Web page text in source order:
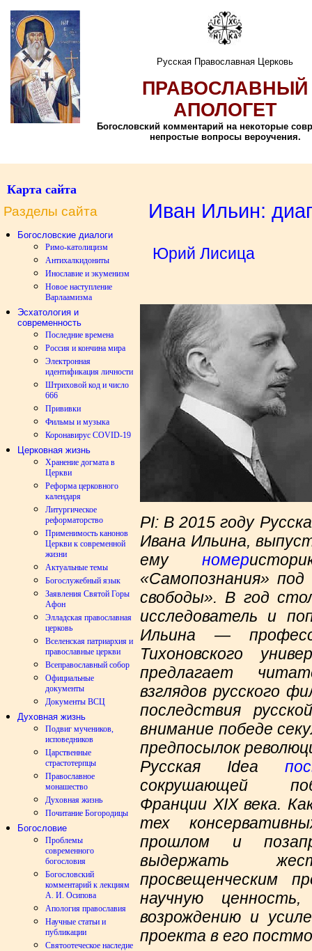
Русская Православная Церковь
ПРАВОСЛАВНЫЙ
АПОЛОГЕТ
Богословский комментарий на некоторые
непростые вопросы вероучения.
Карта сайта
Разделы сайта
Богословские диалоги
Римо-католицизм
Антихалкидониты
Инославие и экуменизм
Новое наступление
Варлаамизма
Эсхатология и
современность
Последние времена
Россия и кончина мира
Электронная
идентификация личности
Штриховой код и число
666
Прививки
Фильмы и музыка
Коронавирус COVID-19
Церковная жизнь
Хранение догмата в
Церкви
Реформа церковного
календаря
Литургическое
реформаторство
Применимость канонов
Церкви к современной
жизни
Актуальные темы
Богослужебный язык
Заявления Святой Горы
Афон
Элладская православная
церковь
Вселенская патриархия и
православные церкви
Всеправославный собор
Официальные
документы
Документы ВСЦ
Духовная жизнь
Подвиг мучеников,
исповедников
Царственные
страстотерпцы
Православное
монашество
Духовная жизнь
Почитание Богородицы
Богословие
Проблемы
современного
богословия
Богословский
комментарий к лекциям
А. И. Осипова
Апология православия
Научные статьи и
публикации
Святоотеческое наследие
Иван Ильин:
Юрий Лисица
РI: В 2015 году
Ивана Ильина,
ему номер
«Самопознания»
свободы». В год
исследователь и
Ильина —
Тихоновского
предлагает
взглядов русского
последствия
внимание победе
предпосылок
Русская Idea
сокрушающей
Франции XIXвека.
тех
прошлом и
выдержать
просвещенческим
научную
возрождению и
проекта в его